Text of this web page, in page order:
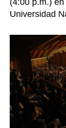
Universidad